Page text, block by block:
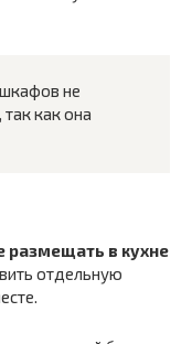
не
как она
размещать в кухне
отдельную